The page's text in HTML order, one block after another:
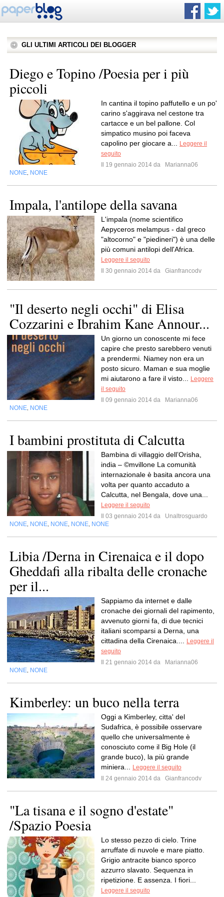
GLI ULTIMI ARTICOLI DEI BLOGGER
Diego e Topino /Poesia per i più
piccoli
In cantina il topino paffutello e un po'
carino s'aggirava nel cestone tra
cartacce e un bel pallone. Col
simpatico musino poi faceva
capolino per giocare a...
Leggere il
seguito
Il 19 gennaio 2014 da
Marianna06
NONE NONE
Impala, l'antilope della savana
L'impala (nome scientifico
Aepyceros melampus - dal greco
"altocorno" e "piedineri") è una delle
più comuni antilopi dell'Africa.
Leggere il seguito
Il 30 gennaio 2014 da
Gianfrancodv
"Il deserto negli occhi" di Elisa
Cozzarini e Ibrahim Kane Annour...
Un giorno un conoscente mi fece
capire che presto sarebbero venuti
a prendermi. Niamey non era un
posto sicuro. Maman e sua moglie
mi aiutarono a fare il visto...
Leggere
il seguito
Il 09 gennaio 2014 da
Marianna06
NONE NONE
I bambini prostituta di Calcutta
Bambina di villaggio dell’Orisha,
india – ©mvillone La comunità
internazionale è basita ancora una
volta per quanto accaduto a
Calcutta, nel Bengala, dove una...
Leggere il seguito
Il 03 gennaio 2014 da
Unaltrosguardo
NONE NONE NONE NONE NONE
Libia /Derna in Cirenaica e il dopo
Gheddafi alla ribalta delle cronache
per il...
Sappiamo da internet e dalle
cronache dei giornali del rapimento,
avvenuto giorni fa, di due tecnici
italiani scomparsi a Derna, una
cittadina della Cirenaica....
Leggere il
seguito
Il 21 gennaio 2014 da
Marianna06
NONE NONE
Kimberley: un buco nella terra
Oggi a Kimberley, citta' del
Sudafrica, è possibile osservare
quello che universalmente è
conosciuto come il Big Hole (il
grande buco), la più grande
miniera...
Leggere il seguito
Il 24 gennaio 2014 da
Gianfrancodv
"La tisana e il sogno d'estate"
/Spazio Poesia
Lo stesso pezzo di cielo. Trine
arruffate di nuvole e mare piatto.
Grigio antracite bianco sporco
azzurro slavato. Sequenza in
ripetizione. E assenza. I fiori...
Leggere il seguito